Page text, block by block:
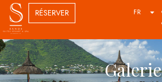
RÉSERVER FR
DE
Galerie